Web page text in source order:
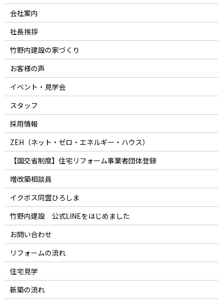
会社案内
社長挨拶
竹野内建設の家づくり
お客様の声
イベント・見学会
スタッフ
採用情報
ZEH（ネット・ゼロ・エネルギー・ハウス）
【国交省制度】住宅リフォーム事業者団体登録
増改築相談員
イクボス同盟ひろしま
竹野内建設 公式LINEをはじめました
お問い合わせ
リフォームの流れ
住宅見学
新築の流れ